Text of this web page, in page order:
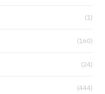
(1)
(160)
(24)
(444)